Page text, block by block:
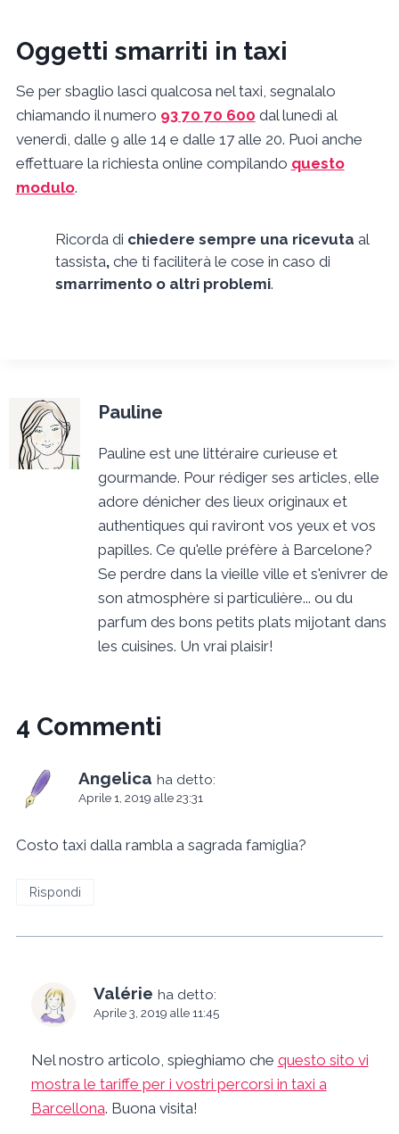
Oggetti smarriti in taxi
Se per sbaglio lasci qualcosa nel taxi, segnalalo
chiamando il numero 93 70 70 600 dal lunedì al
venerdì, dalle 9 alle 14 e dalle 17 alle 20. Puoi anche
effettuare la richiesta online compilando questo
modulo.
Ricorda di chiedere sempre una ricevutaal
tassista, che ti faciliterà le cose in caso di
smarrimento o altri problemi.
Pauline
Pauline est une littéraire curieuse et
gourmande. Pour rédiger ses articles, elle
adore dénicher des lieux originaux et
authentiques qui raviront vos yeux et vos
papilles. Ce qu'elle préfère à Barcelone?
Se perdre dans la vieille ville et s'enivrer de
son atmosphère si particulière... ou du
parfum des bons petits plats mijotant dans
les cuisines. Un vrai plaisir!
4 Commenti
Angelica ha detto:
Aprile 1, 2019 alle 23:31
Costo taxi dalla rambla a sagrada famiglia?
Rispondi
Valérie ha detto:
Aprile 3, 2019 alle 11:45
Nel nostro articolo, spieghiamo che questo sito vi
mostra le tariffe per i vostri percorsi in taxi a
Barcellona. Buona visita!